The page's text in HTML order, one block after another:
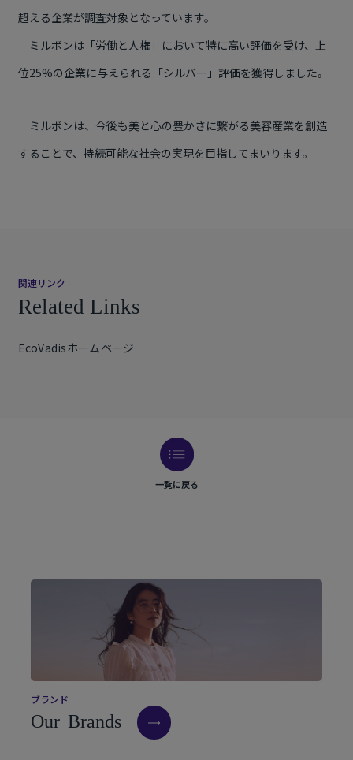
超える企業が調査対象となっています。
ミルボンは「労働と人権」において特に高い評価を受け、上
位25%の企業に与えられる「シルバー」評価を獲得しました。
ミルボンは、今後も美と心の豊かさに繋がる美容産業を創造
することで、持続可能な社会の実現を目指してまいります。
関連リンク
Related Links
EcoVadisホームページ
一覧に戻る
ブラン ド
Our Brands